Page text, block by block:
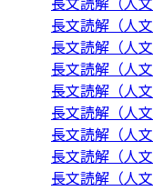
長文読解（人
長文読解（人
長文読解（人
長文読解（人
長文読解（人
長文読解（人
長文読解（人
長文読解（人